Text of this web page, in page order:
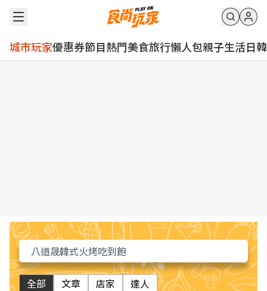
城市玩家優惠券節目熱門美食旅行懶人包親子生活日韓
全部 文章 店家 達人